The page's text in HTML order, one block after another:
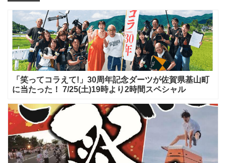
「笑ってコラえて!」30周年記念ダーツが佐賀県基山町
に当たった！ 7/25(土)19時より2時間スペシャル